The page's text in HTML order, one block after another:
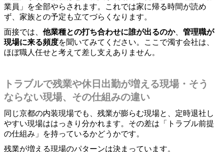
業員」を全部やらされます。これでは家に帰る時間が読め
ず、家族との予定も立てづらくなります。
面接では、 他業種との打ち合わせに誰が出るのか、 管理職が
現場に来る頻度を聞いてみてください。ここで濁す会社は、
ほぼ職人任せと考えて差し支えありません。
トラブルで残業や休日出勤が増える現場・そう
ならない現場、その仕組みの違い
同じ京都の内装現場でも、残業が膨らむ現場と、定時退社し
やすい現場ははっきり分かれます。その差は「トラブル前提
の仕組み」を持っているかどうかです。
残業が増える現場のパターンは決まっています。